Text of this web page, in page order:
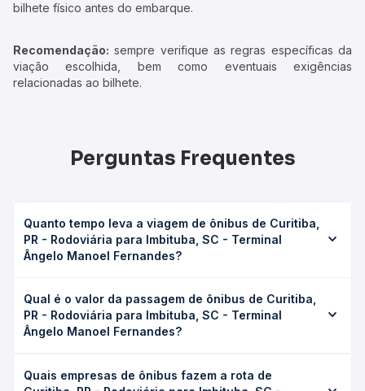
bilhete físico antes do embarque.
Recomendação: sempre verifique as regras específicas da
viação escolhida, bem como eventuais exigências
relacionadas ao bilhete.
Perguntas Frequentes
Quanto tempo leva a viagem de ônibus de Curitiba,
PR - Rodoviária para Imbituba, SC - Terminal
Ângelo Manoel Fernandes?
Imbituba, SC - Terminal Ângelo Manoel Fernandes leva em
média 7h 34min, podendo variar conforme a viação, o tipo
de serviço (convencional, executivo ou leito) e as
opção na data desejada.
Qual é o valor da passagem de ônibus de Curitiba,
PR - Rodoviária para Imbituba, SC - Terminal
Ângelo Manoel Fernandes?
Rodoviária para Imbituba, SC - Terminal Ângelo Manoel
Quais empresas de ônibus fazem a rota de